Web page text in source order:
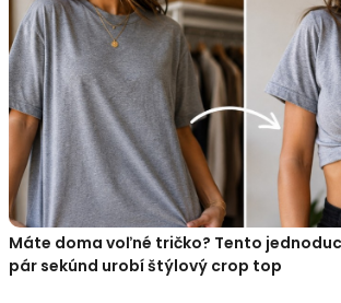
Máte doma voľné tričko? Tento
pár sekúnd urobí štýlový crop top